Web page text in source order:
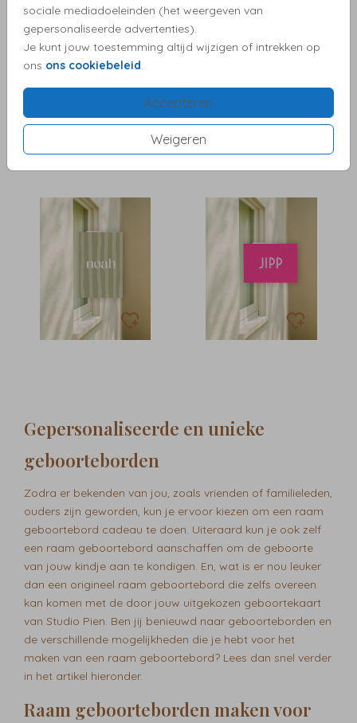
sociale mediadoeleinden (het weergeven van
gepersonaliseerde advertenties).
Je kunt jouw toestemming altijd wijzigen of intrekken op
ons ons cookiebeleid.
Accepteren
Weigeren
Gepersonaliseerde en unieke
geboorteborden
Zodra er bekenden van jou, zoals vrienden of familieleden,
ouders zijn geworden, kun je ervoor kiezen om een raam
geboortebord cadeau te doen. Uiteraard kun je ook zelf
een raam geboortebord aanschaffen om de geboorte
van jouw kindje aan te kondigen. En, wat is er nou leuker
dan een origineel raam geboortebord die zelfs overeen
kan komen met de door jouw uitgekozen geboortekaart
van Studio Pien. Ben jij benieuwd naar geboorteborden en
de verschillende mogelijkheden die je hebt voor het
maken van een raam geboortebord? Lees dan snel verder
in het artikel hieronder.
Raam geboorteborden maken voor